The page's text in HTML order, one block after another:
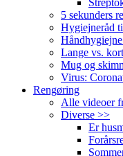
5 sekunders
Hygiejneråd
Lange vs.
Mug og
Virus:
Rengøring
Alle videoer
Diverse >>
Er